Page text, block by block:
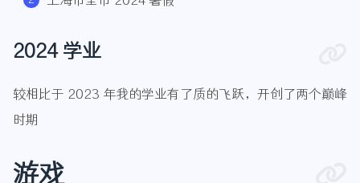
2024 学业
较相比于 2023 年我的学业有了质的飞跃，开创了两个巅峰
时期
游戏